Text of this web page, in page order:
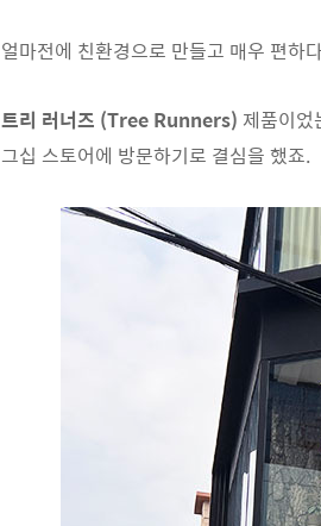
얼마전에 친환경으로 만들고 매우 편하
트리 러너즈 (Tree Runners) 제품이었
그십 스토어에 방문하기로 결심을 했죠.